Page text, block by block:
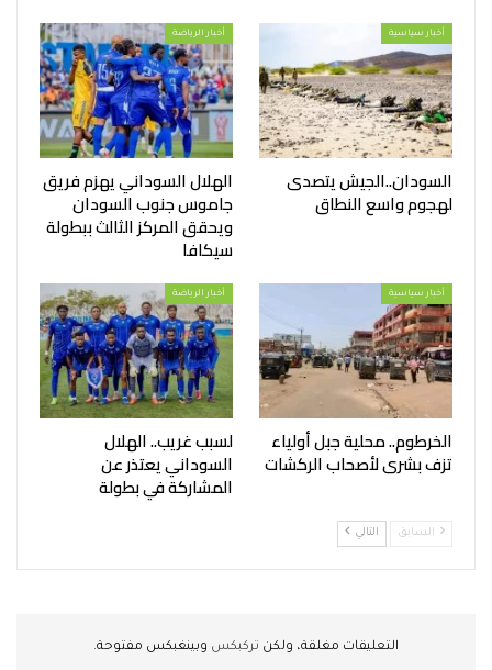
أخبار سياسية
السودان..الجيش يتصدى
لهجوم واسع النطاق
أخبار الرياضة
الهلال السوداني يهزم فريق
جاموس جنوب السودان
ويحقق المركز الثالث ببطولة
سيكافا
أخبار سياسية
الخرطوم.. محلية جبل أولياء
تزف بشرى لأصحاب الركشات
أخبار الرياضة
لسبب غريب.. الهلال
السوداني يعتذر عن
المشاركة في بطولة
السابق التالي
التعليقات مغلقة، ولكن تركبكس وبينغبكس مفتوحة.